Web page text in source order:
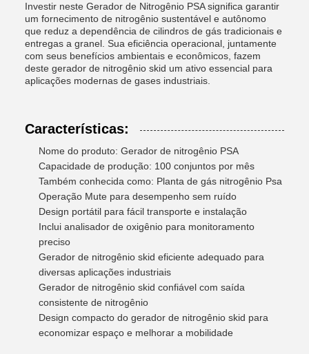
Investir neste Gerador de Nitrogênio PSA significa garantir
um fornecimento de nitrogênio sustentável e autônomo
que reduz a dependência de cilindros de gás tradicionais e
entregas a granel. Sua eficiência operacional, juntamente
com seus benefícios ambientais e econômicos, fazem
deste gerador de nitrogênio skid um ativo essencial para
aplicações modernas de gases industriais.
Características:
Nome do produto: Gerador de nitrogênio PSA
Capacidade de produção: 100 conjuntos por mês
Também conhecida como: Planta de gás nitrogênio Psa
Operação Mute para desempenho sem ruído
Design portátil para fácil transporte e instalação
Inclui analisador de oxigênio para monitoramento
preciso
Gerador de nitrogênio skid eficiente adequado para
diversas aplicações industriais
Gerador de nitrogênio skid confiável com saída
consistente de nitrogênio
Design compacto do gerador de nitrogênio skid para
economizar espaço e melhorar a mobilidade